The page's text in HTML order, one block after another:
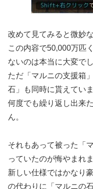
改めて見てみると微妙
この内容で50,000万匹
ないのは本当に大変でし
ただ「マルニの支援箱
石」も同時に貰えていま
何度でも繰り返し出来
ん。
それもあって被った「
っていたのが悔やまれま
新しい仕様ではかなり
の代わりに「マルニの